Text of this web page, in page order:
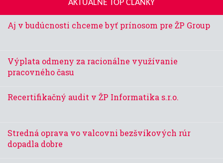
AKTUÁLNE TOP ČLÁNKY
Aj v budúcnosti chceme byť prínosom pre ŽP Group
Výplata odmeny za racionálne využívanie
pracovného času
Recertifikačný audit v ŽP Informatika s.r.o.
Stredná oprava vo valcovni bezšvíkových rúr
dopadla dobre